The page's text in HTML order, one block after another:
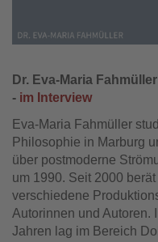
Dr. Eva-Maria
- im Interview
Eva-Maria Fahmüller
Philosophie in Marburg
über postmoderne
um 1990. Seit 2000
verschiedene
Autorinnen und Autoren.
Jahren lag im Bereich